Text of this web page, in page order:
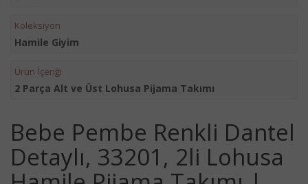
Koleksiyon
Hamile Giyim
Ürün İçeriği
2 Parça Alt ve Üst Lohusa Pijama Takımı
Bebe Pembe Renkli Dantel
Detaylı, 33201, 2li Lohusa